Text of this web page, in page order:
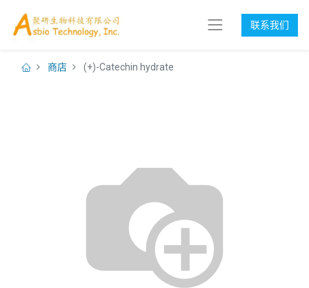
联系我们
商店 (+)-Catechin hydrate